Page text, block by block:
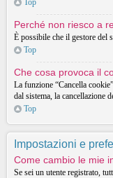
Top
Perché non riesco a
È possibile che il gestore del
Top
Che cosa provoca il
La funzione “Cancella
dal sistema, la cancellazione
Top
Impostazioni e
Come cambio le mie
Se sei un utente registrato,